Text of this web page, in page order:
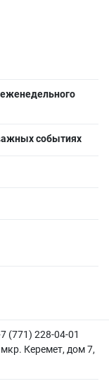
событиях
(771) 228-04-01
Керемет, дом 7,